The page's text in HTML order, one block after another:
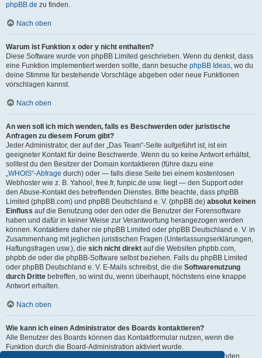
phpBB.de zu finden.
Nach oben
Warum ist Funktion x oder y nicht enthalten?
Diese Software wurde von phpBB Limited geschrieben. Wenn du denkst, dass
eine Funktion implementiert werden sollte, dann besuche phpBB Ideas, wo du
deine Stimme für bestehende Vorschläge abgeben oder neue Funktionen
vorschlagen kannst.
Nach oben
An wen soll ich mich wenden, falls es Beschwerden oder juristische
Anfragen zu diesem Forum gibt?
Jeder Administrator, der auf der „Das Team“-Seite aufgeführt ist, ist ein
geeigneter Kontakt für deine Beschwerde. Wenn du so keine Antwort erhältst,
solltest du den Besitzer der Domain kontaktieren (führe dazu eine
„WHOIS“-Abfrage durch) oder — falls diese Seite bei einem kostenlosen
Webhoster wie z. B. Yahoo!, free.fr, funpic.de usw. liegt — den Support oder
den Abuse-Kontakt des betreffenden Dienstes. Bitte beachte, dass phpBB
Limited (phpBB.com) und phpBB Deutschland e. V. (phpBB.de) absolut keinen
Einfluss auf die Benutzung oder den oder die Benutzer der Forensoftware
haben und dafür in keiner Weise zur Verantwortung herangezogen werden
können. Kontaktiere daher nie phpBB Limited oder phpBB Deutschland e. V. in
Zusammenhang mit jeglichen juristischen Fragen (Unterlassungserklärungen,
Haftungsfragen usw.), die sich nicht direkt auf die Websiten phpbb.com,
phpbb.de oder die phpBB-Software selbst beziehen. Falls du phpBB Limited
oder phpBB Deutschland e. V. E-Mails schreibst, die die Softwarenutzung
durch Dritte betreffen, so wirst du, wenn überhaupt, höchstens eine knappe
Antwort erhalten.
Nach oben
Wie kann ich einen Administrator des Boards kontaktieren?
Alle Benutzer des Boards können das Kontaktformular nutzen, wenn die
Funktion durch die Board-Administration aktiviert wurde.
Mitglieder des Boards können zusätzlich den Link „Das Team“ verwenden.